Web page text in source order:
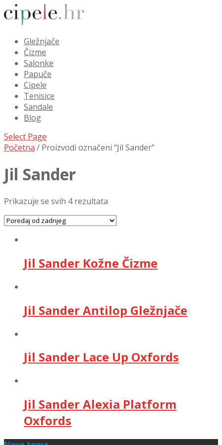
Gležnjače
Čizme
Salonke
Papuče
Cipele
Tenisice
Sandale
Blog
Select Page
Početna / Proizvodi označeni “Jil Sander”
Jil Sander
Prikazuje se svih 4 rezultata
Jil Sander Kožne Čizme
Jil Sander Antilop Gležnjače
Jil Sander Lace Up Oxfords
Jil Sander Alexia Platform
Oxfords